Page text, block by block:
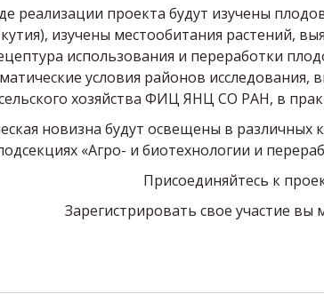
реализации проекта будут изучены
изучены местообитания растений,
использования и переработки
условия районов исследования,
хозяйства ФИЦ ЯНЦ СО РАН, в
новизна будут освещены в
«Агро- и биотехнологии и
Присоединяйтесь к
Зарегистрировать свое участие вы